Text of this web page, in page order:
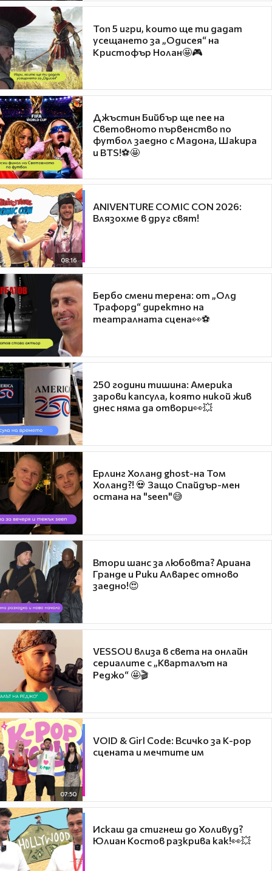
Топ 5 игри, които ще ти дадат
усещането за „Одисея“ на
Кристофър Нолан🤩🎮
Джъстин Бийбър ще пее на
Световното първенство по
футбол заедно с Мадона, Шакира
и BTS!⚽🤩
08:16
ANIVENTURE COMIC CON 2026:
Влязохме в друг свят!
Бербо смени терена: от „Олд
Трафорд“ директно на
театралната сцена👀⚽
250 години тишина: Америка
зарови капсула, която никой жив
днес няма да отвори👀💥
Ерлинг Холанд ghost-на Том
Холанд?! 💀 Защо Спайдър-мен
остана на "seen"😅
Втори шанс за любовта? Ариана
Гранде и Рики Алварес отново
заедно!😍
VESSOU влиза в света на онлайн
сериалите с „Кварталът на
Реджо“ 🤩🎬
07:50
VOID & Girl Code: Всичко за K-pop
сцената и мечтите им
Искаш да стигнеш до Холивуд?
Юлиан Костов разкрива как!👀💥